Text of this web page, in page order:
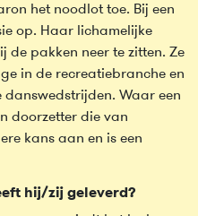
het noodlot toe. Bij een
op. Haar lichamelijke
de pakken neer te zitten. Ze
in de recreatiebranche en
Waar een
doorzetter die van
kans aan en is een
hij/zij geleverd?